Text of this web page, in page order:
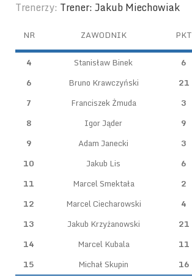
Trenerzy: Trener: Jakub Miechowiak
NR ZAWODNIK PKT
4 Stanisław Binek 6
6
Bruno Krawczyński 21
7
Franciszek Żmuda 3
8
Igor Jąder 9
9
Adam Janecki 3
10
Jakub Lis 6
11
Marcel Smektała 2
12
Marcel Ciecharowski 4
13
Jakub Krzyżanowski 21
14
Marcel Kubala 11
15
Michał Skupin 16